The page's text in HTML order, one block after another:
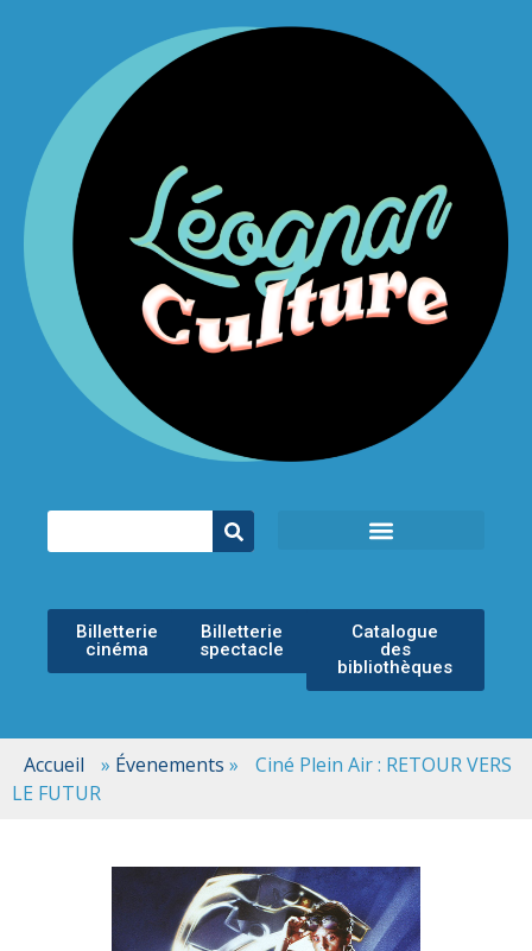
Billetterie
cinéma
Billetterie
spectacle
Catalogue
des
bibliothèques
Accueil » Évenements »
Ciné Plein Air : RETOUR VERS
LE FUTUR